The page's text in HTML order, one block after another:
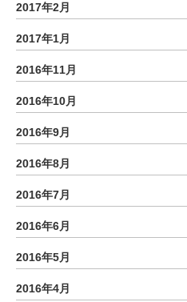
2017年2月
2017年1月
2016年11月
2016年10月
2016年9月
2016年8月
2016年7月
2016年6月
2016年5月
2016年4月